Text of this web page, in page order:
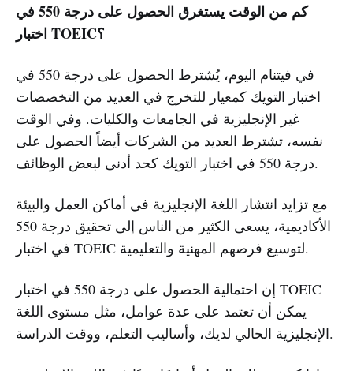
كم من الوقت يستغرق الحصول على درجة 550 في
اختبار TOEIC؟
في فيتنام اليوم، يُشترط الحصول على درجة 550 في
اختبار التويك كمعيار للتخرج في العديد من التخصصات
غير الإنجليزية في الجامعات والكليات. وفي الوقت
نفسه، تشترط العديد من الشركات أيضاً الحصول على
درجة 550 في اختبار التويك كحد أدنى لبعض الوظائف.
مع تزايد انتشار اللغة الإنجليزية في أماكن العمل والبيئة
الأكاديمية، يسعى الكثير من الناس إلى تحقيق درجة 550
في اختبار TOEIC لتوسيع فرصهم المهنية والتعليمية.
إن احتمالية الحصول على درجة 550 في اختبار TOEIC
يمكن أن تعتمد على عدة عوامل، مثل مستوى اللغة
الإنجليزية الحالي لديك، وأساليب التعلم، ووقت الدراسة.